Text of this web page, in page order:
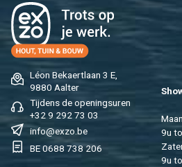
Léon Be­kaert­laan 3 E,
9880 Aal­ter
Tij­dens de ope­nings­uren
+32 9 292 73 03
info@​exzo.​be
BE 0688 738 206
9u
9u